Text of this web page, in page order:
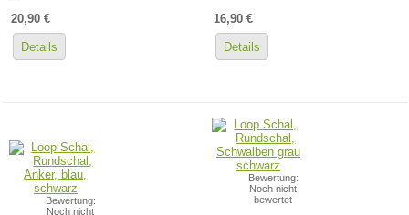
20,90 €
Details
16,90 €
Details
Bewertung:
Noch nicht
Bewertung:
Noch nicht
bewertet